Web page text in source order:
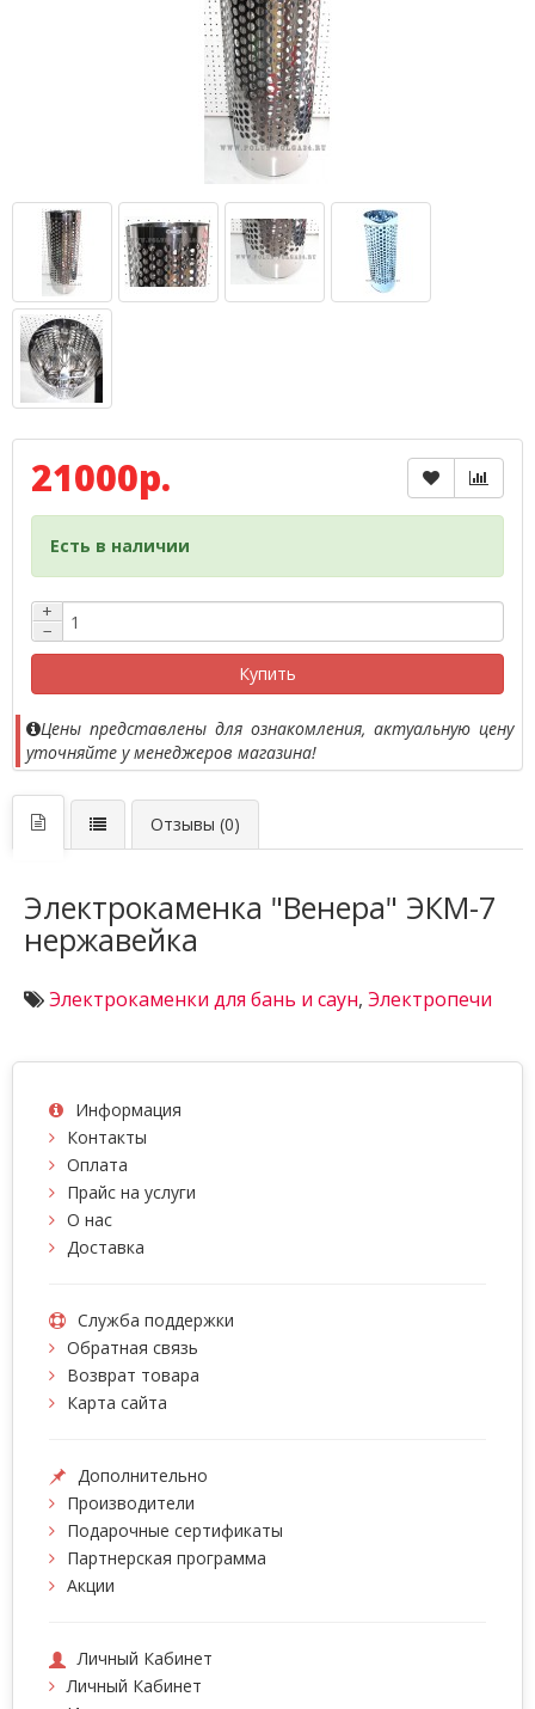
21000р.
Есть в наличии
+
−
Купить
Цены представлены для ознакомления, актуальную цену
уточняйте у менеджеров магазина!
Отзывы (0)
Электрокаменка "Венера" ЭКМ-7
нержавейка
Электрокаменки для бань и саун, Электропечи
Информация
Контакты
Оплата
Прайс на услуги
О нас
Доставка
Служба поддержки
Обратная связь
Возврат товара
Карта сайта
Дополнительно
Производители
Подарочные сертификаты
Партнерская программа
Акции
Личный Кабинет
Личный Кабинет